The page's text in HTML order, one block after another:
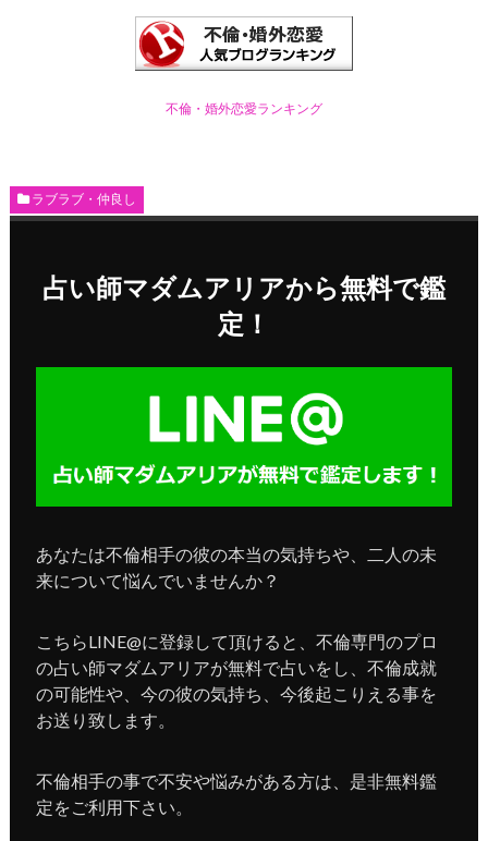
不倫・婚外恋愛ランキング
ラブラブ・仲良し
占い師マダムアリアから無料で鑑
定！
あなたは不倫相手の彼の本当の気持ちや、二人の未
来について悩んでいませんか？
こちらLINE@に登録して頂けると、不倫専門のプロ
の占い師マダムアリアが無料で占いをし、不倫成就
の可能性や、今の彼の気持ち、今後起こりえる事を
お送り致します。
不倫相手の事で不安や悩みがある方は、是非無料鑑
定をご利用下さい。